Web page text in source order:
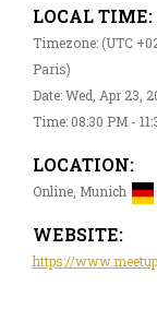
LOCAL TIME:
Timezone: (UTC
Paris)
Date: Wed, Apr 23,
Time: 08:30 PM -
LOCATION:
Online, Munich
WEBSITE:
https://